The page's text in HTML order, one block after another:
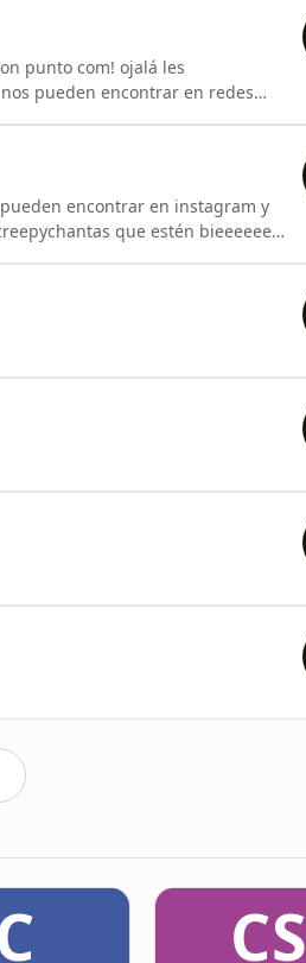
punto com! ojalá les
encontrar en instagram y
que estén bieeeeeen,
CS